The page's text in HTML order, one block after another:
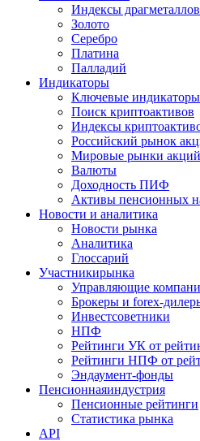
Индексы драгметаллов
Золото
Серебро
Платина
Палладий
Индикаторы
Ключевые индикаторы
Поиск криптоактивов
Индексы
Российский рынок
Мировые рынки акций
Валюты
Доходность ПИФ
Активы пенсионных
Новости и аналитика
Новости рынка
Аналитика
Глоссарий
Участникирынка
Управляющие
Брокеры и forex-
Инвестсоветники
НПФ
Рейтинги УК от
Рейтинги НПФ от
Эндаумент-фонды
Пенсионнаяиндустрия
Пенсионные рейтинги
Статистика рынка
API